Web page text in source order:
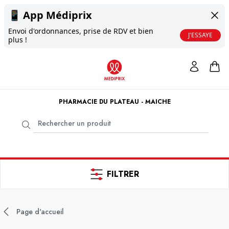
📱 App Médiprix
Envoi d'ordonnances, prise de RDV et bien
plus !
J'ESSAYE
PHARMACIE DU PLATEAU - MAICHE
FILTRER
Page d'accueil